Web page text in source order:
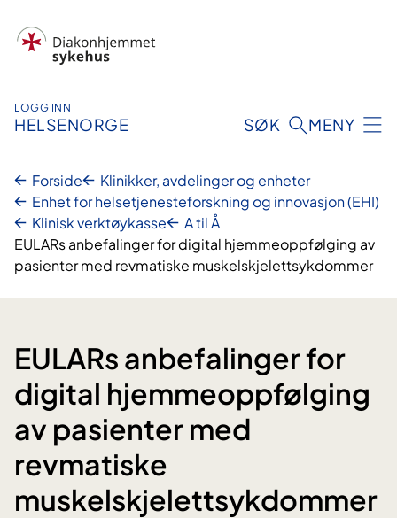
innhold
LOGG INN
HELSENORGE SØK MENY
Forside
Klinikker, avdelinger og enheter
Enhet for helsetjenesteforskning og innovasjon (EHI)
Klinisk verktøykasse
A til Å
EULARs anbefalinger for digital hjemmeoppfølging av
pasienter med revmatiske muskelskjelettsykdommer
EULARs anbefalinger for
digital hjemmeoppfølging
av pasienter med
revmatiske
muskelskjelettsykdommer